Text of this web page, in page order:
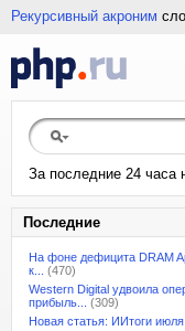
Рекурсивный акроним
За последние 24 часа
Последние
На фоне дефицита DRAM
к...
(470)
Western Digital удвоила
прибыль...
(309)
Новая статья: ИИтоги июля